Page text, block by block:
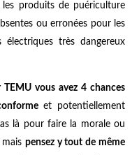
produits de puériculture
ou erronées pour les
très dangereux
vous avez 4 chances
et potentiellement
là pour faire la morale ou
pensez y tout de même